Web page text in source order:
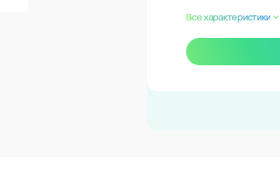
Все характеристики